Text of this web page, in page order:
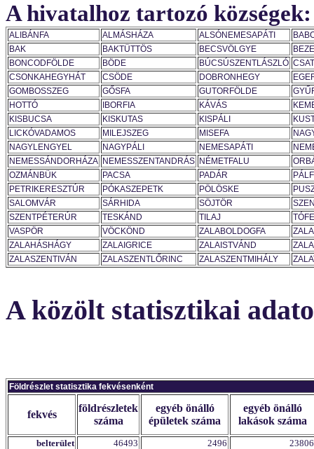
A hivatalhoz tartozó községek:
ALIBÁNFA ALMÁSHÁZA ALSÓNEMESAPÁTI
BAK
BAKTÜTTÖS BECSVÖLGYE
BONCODFÖLDE
BÖDE BÚCSÚSZENTLÁSZLÓ
CSONKAHEGYHÁT
CSÖDE DOBRONHEGY
GOMBOSSZEG
GŐSFA GUTORFÖLDE
HOTTÓ
IBORFIA KÁVÁS
KISBUCSA
KISKUTAS KISPÁLI
LICKÓVADAMOS
MILEJSZEG MISEFA
NAGYLENGYEL
NAGYPÁLI NEMESAPÁTI
NEMESSÁNDORHÁZA NEMESSZENTANDRÁS NÉMETFALU
OZMÁNBÜK
PACSA PADÁR
PETRIKERESZTÚR
PÓKASZEPETK PÖLÖSKE
SALOMVÁR
SÁRHIDA SÖJTÖR
SZENTPÉTERÚR
TESKÁND TILAJ
VASPÖR
VÖCKÖND ZALABOLDOGFA
ZALAHÁSHÁGY
ZALAIGRICE ZALAISTVÁND
ZALASZENTIVÁN
ZALASZENTLŐRINC ZALASZENTMIHÁLY
A közölt statisztikai
Földrészlet statisztika fekvésenként
fekvés
földrészletek
száma
egyéb önálló
épületek száma
egyéb önálló
lakások száma
belterület 46493 2496
23806